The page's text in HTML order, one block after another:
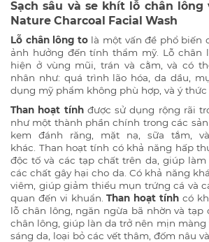
Sạch sâu và se khít lỗ chân lông
Nature Charcoal Facial Wash
Lỗ chân lông tolà một vấn đề phổ biến
ảnh hưởng đến tính thẩm mỹ. Lỗ chân
hiện ở vùng mũi, trán và cằm, và có
nhân như: quá trình lão hóa, da dầu,
dụng mỹ phẩm không phù hợp, và ý thức
Than hoạt tínhđược sử dụng rộng rãi
như một thành phần chính trong các sản
kem đánh răng, mặt nạ, sữa tắm,
khác. Than hoạt tính có khả năng hấp
độc tố và các tạp chất trên da, giúp làm
các chất gây hại cho da. Có khả năng
viêm, giúp giảm thiểu mụn trứng cá và
quan đến vi khuẩn.Than hoạt tính có
lỗ chân lông, ngăn ngừa bã nhờn và
chân lông, giúp làn da trở nên mịn màng
sáng da, loại bỏ các vết thâm, đốm nâu